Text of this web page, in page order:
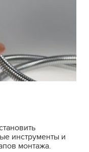
инструменты и
монтажа.